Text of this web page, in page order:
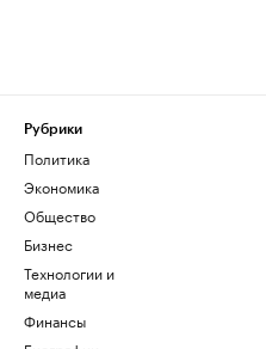
Рубрики
Политика
Экономика
Общество
Бизнес
Технологии и
медиа
Финансы